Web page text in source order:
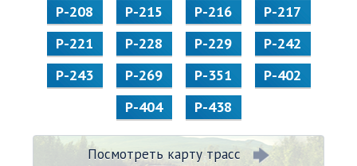
Р-208
Р-215 Р-216
Р-217
Р-221
Р-228 Р-229
Р-242
Р-243
Р-269 Р-351
Р-402
Р-404
Р-438
Посмотреть карту трасс